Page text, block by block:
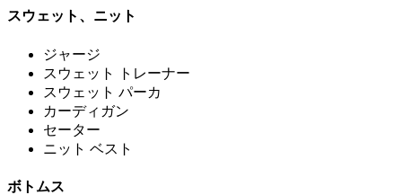
スウェット、ニット
ジャージ
スウェット トレーナー
スウェット パーカ
カーディガン
セーター
ニット ベスト
ボトムス